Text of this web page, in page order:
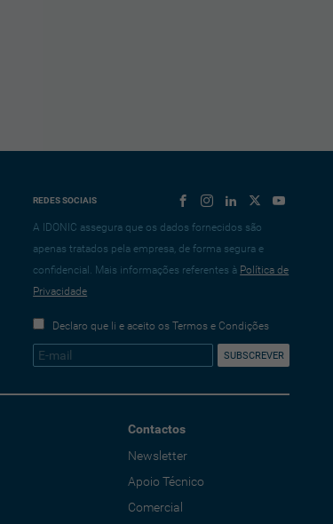
REDES SOCIAIS
A IDONIC assegura que os dados fornecidos são
apenas tratados pela empresa, de forma segura e
confidencial. Mais informações referentes à Política de
Privacidade
Declaro que li e aceito os Termos e Condições
Contactos
Newsletter
Apoio Técnico
Comercial